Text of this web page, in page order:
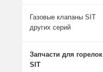
Газовые клапаны SIT
других серий
Запчасти для горелок
SIT